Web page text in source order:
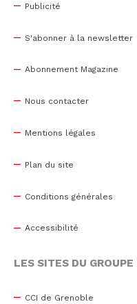
Publicité
S'abonner à la newsletter
Abonnement Magazine
Nous contacter
Mentions légales
Plan du site
Conditions générales
Accessibilité
LES SITES DU
CCI de Grenoble